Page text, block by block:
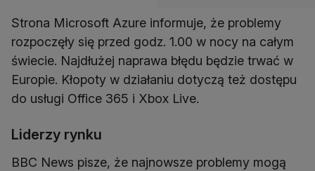
Strona Microsoft Azure informuje, że problemy
rozpoczęły się przed godz. 1.00 w nocy na całym
świecie. Najdłużej naprawa błędu będzie trwać w
Europie. Kłopoty w działaniu dotyczą też dostępu
do usługi Office 365 i Xbox Live.
Liderzy rynku
BBC News pisze, że najnowsze problemy mogą